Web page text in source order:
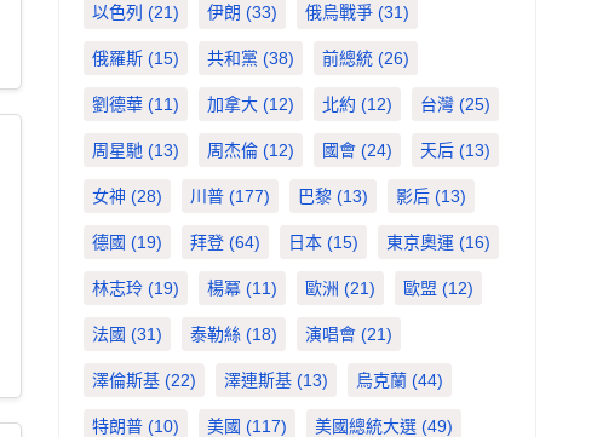
以色列 (21) 伊朗 (33) 俄烏戰爭 (31)
俄羅斯 (15) 共和黨 (38) 前總統 (26)
劉德華 (11) 加拿大 (12) 北約 (12) 台灣 (25)
周星馳 (13) 周杰倫 (12) 國會 (24) 天后 (13)
女神 (28) 川普 (177) 巴黎 (13) 影后 (13)
德國 (19) 拜登 (64) 日本 (15) 東京奧運 (16)
林志玲 (19) 楊冪 (11) 歐洲 (21) 歐盟 (12)
法國 (31) 泰勒絲 (18) 演唱會 (21)
澤倫斯基 (22) 澤連斯基 (13) 烏克蘭 (44)
特朗普 (10) 美國 (117) 美國總統大選 (49)